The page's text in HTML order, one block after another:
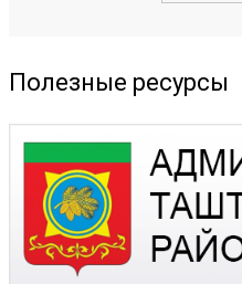
Полезные ресурсы